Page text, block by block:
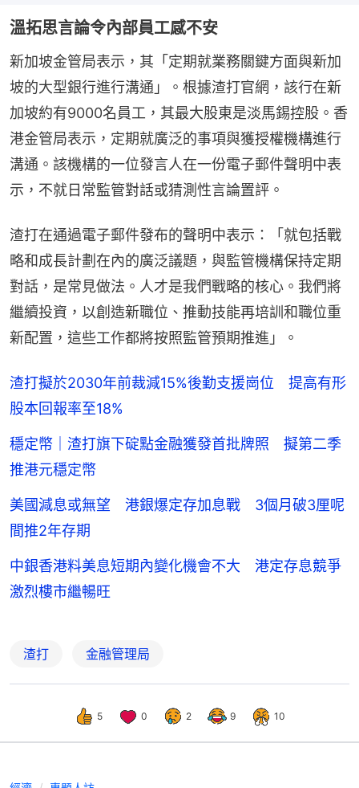
溫拓思言論令內部員工感不安
新加坡金管局表示，其「定期就業務關鍵方面與新加
坡的大型銀行進行溝通」。根據渣打官網，該行在新
加坡約有9000名員工，其最大股東是淡馬錫控股。香
港金管局表示，定期就廣泛的事項與獲授權機構進行
溝通。該機構的一位發言人在一份電子郵件聲明中表
示，不就日常監管對話或猜測性言論置評。
渣打在通過電子郵件發布的聲明中表示：「就包括戰
略和成長計劃在內的廣泛議題，與監管機構保持定期
對話，是常見做法。人才是我們戰略的核心。我們將
繼續投資，以創造新職位、推動技能再培訓和職位重
新配置，這些工作都將按照監管預期推進」。
渣打擬於2030年前裁減15%後勤支援崗位 提高有形
股本回報率至18%
穩定幣｜渣打旗下碇點金融獲發首批牌照 擬第二季
推港元穩定幣
美國減息或無望 港銀爆定存加息戰 3個月破3厘呢
間推2年存期
中銀香港料美息短期內變化機會不大 港定存息競爭
激烈樓市繼暢旺
渣打 金融管理局
5 0 2 9 10